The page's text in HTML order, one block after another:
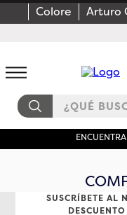
Colore Arturo
¿QUÉ BUSCAS?
SUSCRÍBETE AL